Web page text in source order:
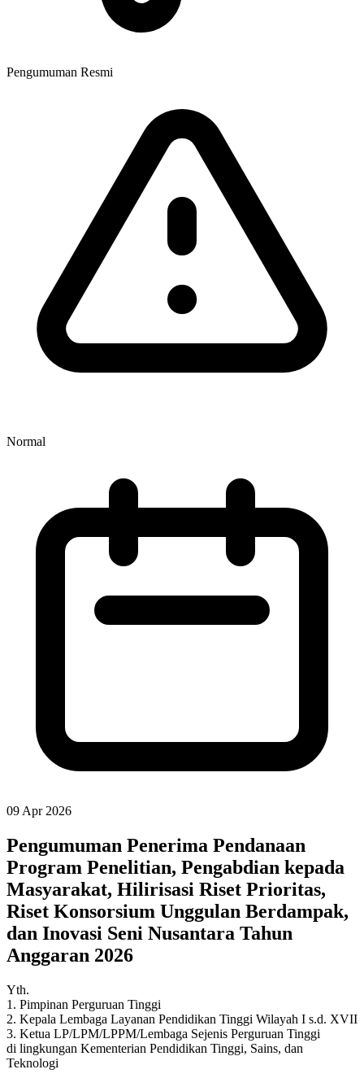
Pengumuman Resmi
Normal
09 Apr 2026
Pengumuman Penerima Pendanaan
Program Penelitian, Pengabdian kepada
Masyarakat, Hilirisasi Riset Prioritas,
Riset Konsorsium Unggulan Berdampak,
dan Inovasi Seni Nusantara Tahun
Anggaran 2026
Yth.
1. Pimpinan Perguruan Tinggi
2. Kepala Lembaga Layanan Pendidikan Tinggi Wilayah I s.d. XVII
3. Ketua LP/LPM/LPPM/Lembaga Sejenis Perguruan Tinggi
di lingkungan Kementerian Pendidikan Tinggi, Sains, dan
Teknologi